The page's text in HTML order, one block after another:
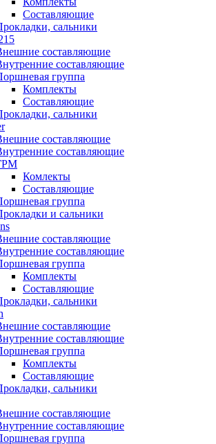
Составляющие
сальники
составляющие
составляющие
группа
Комплекты
Составляющие
сальники
составляющие
составляющие
Комлекты
Составляющие
группа
и сальники
составляющие
составляющие
группа
Комплекты
Составляющие
сальники
составляющие
составляющие
группа
Комплекты
Составляющие
сальники
составляющие
составляющие
группа